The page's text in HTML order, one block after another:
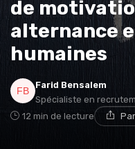
de
alternance
humaines
Farid Bensalem
Spécialiste en
12 min de lecture